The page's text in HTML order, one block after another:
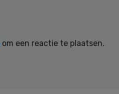
om een reactie te plaatsen.